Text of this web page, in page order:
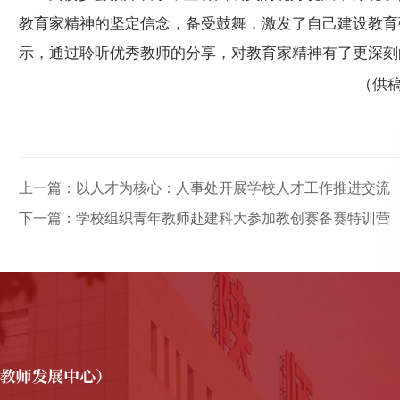
教育家精神的坚定信念，备受鼓舞，激发了自己建设教
示，通过聆听优秀教师的分享，对教育家精神有了更深
（供
上一篇：以人才为核心：人事处开展学校人才工作推进交流
下一篇：学校组织青年教师赴建科大参加教创赛备赛特训营